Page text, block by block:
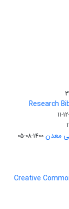
معدن 1400-08-05
Creative